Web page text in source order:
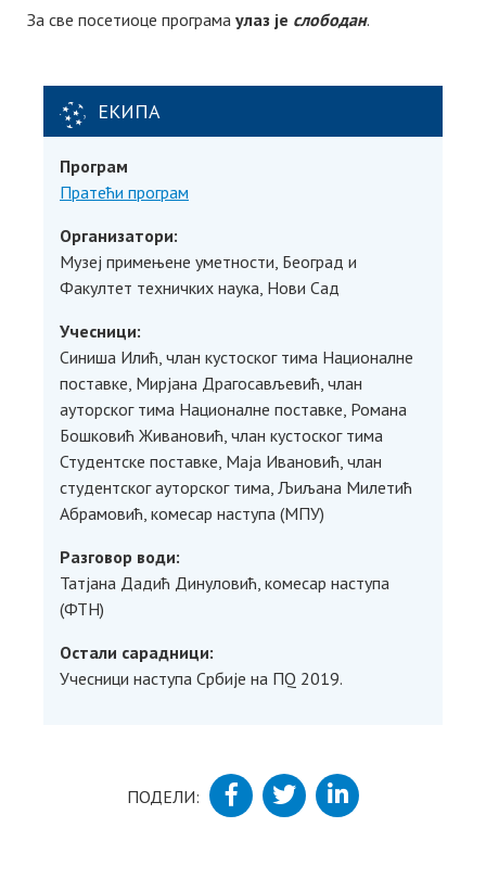
За све посетиоце програма улаз је слободан.
ЕКИПА
Програм
Пратећи програм
Организатори:
Музеј примењене уметности, Београд и
Факултет техничких наука, Нови Сад
Учесници:
Синиша Илић, члан кустоског тима Националне
поставке, Мирјана Драгосављевић, члан
ауторског тима Националне поставке, Романа
Бошковић Живановић, члан кустоског тима
Студентске поставке, Маја Ивановић, члан
студентског ауторског тима, Љиљана Милетић
Абрамовић, комесар наступа (МПУ)
Разговор води:
Татјана Дадић Динуловић, комесар наступа
(ФТН)
Остали сарадници:
Учесници наступа Србије на ПQ 2019.
ПОДЕЛИ: